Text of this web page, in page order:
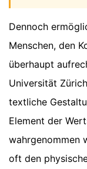
Dennoch
Menschen, den
überhaupt
Universität
textliche
Element der
wahrgenommen
oft den